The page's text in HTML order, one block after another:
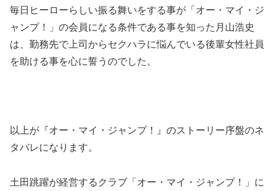
毎日 ヒーローらしい振る舞いをする事が「オー・マイ・ジ
ャンプ！」の会員になる条件である事を知った月山浩史
は、勤務先で上司からセクハラに悩んでいる後輩女性社員
を助ける事を心に誓うのでした。
以上が『オー・マイ・ジャンプ！』のストーリー序盤のネ
タバレになります。
土田跳躍が経営するクラブ「オー・マイ・ジャンプ！」に